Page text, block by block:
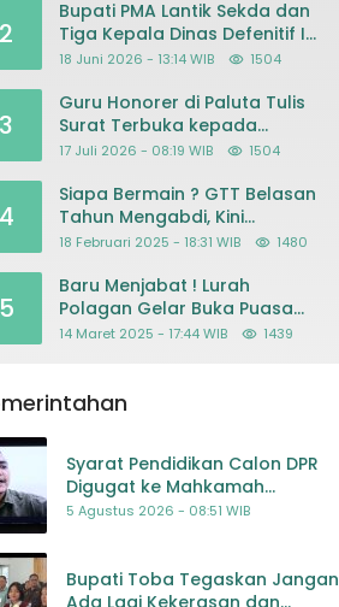
2
Bupati PMA Lantik Sekda dan
Tiga Kepala Dinas Defenitif Ini
orangnya
18 Juni 2026 - 13:14 WIB 1504
3
Guru Honorer di Paluta Tulis
Surat Terbuka kepada
Presiden Prabowo, Mohon
Kriminalisasi
17 Juli 2026 - 08:19 WIB 1504
Siapa Bermain ? GTT Belasan
Tahun Mengabdi, Kini
Dikeluarkan Sepihak Dari
18 Februari 2025 - 18:31 WIB 1480
Baru Menjabat ! Lurah
Polagan Gelar Buka Puasa
Bersama
14 Maret 2025 - 17:44 WIB 1439
Syarat Pendidikan Calon DPR
Digugat ke Mahkamah
Konstitusi
5 Agustus 2026 - 08:51 WIB
Bupati Toba Tegaskan Jangan
Ada Lagi Kekerasan dan